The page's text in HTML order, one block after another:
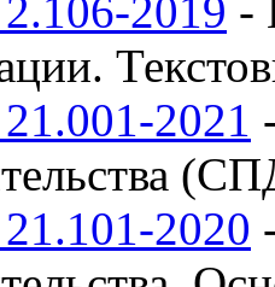
2019 -
2021
2020